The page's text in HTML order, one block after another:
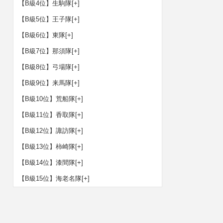
【B級4位】生駒隊[+]
【B級5位】王子隊[+]
【B級6位】東隊[+]
【B級7位】那須隊[+]
【B級8位】弓場隊[+]
【B級9位】来馬隊[+]
【B級10位】荒船隊[+]
【B級11位】香取隊[+]
【B級12位】諏訪隊[+]
【B級13位】柿崎隊[+]
【B級14位】漆間隊[+]
【B級15位】海老名隊[+]